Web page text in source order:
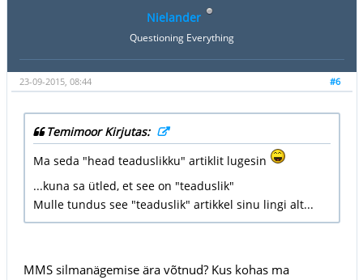
Nielander
Questioning Everything
#6
23-09-2015, 08:44
Temimoor Kirjutas:
Ma seda "head teaduslikku" artiklit lugesin
...kuna sa ütled, et see on "teaduslik"
Mulle tundus see "teaduslik" artikkel sinu lingi alt...
MMS silmanägemise ära võtnud? Kus kohas ma